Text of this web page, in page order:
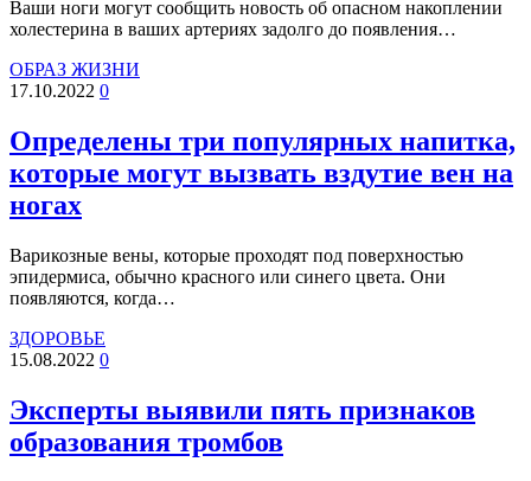
Ваши ноги могут сообщить новость об опасном накоплении
холестерина в ваших артериях задолго до появления…
ОБРАЗ ЖИЗНИ
17.10.2022 0
Определены три популярных напитка,
которые могут вызвать вздутие вен на
ногах
Варикозные вены, которые проходят под поверхностью
эпидермиса, обычно красного или синего цвета. Они
появляются, когда…
ЗДОРОВЬЕ
15.08.2022 0
Эксперты выявили пять признаков
образования тромбов